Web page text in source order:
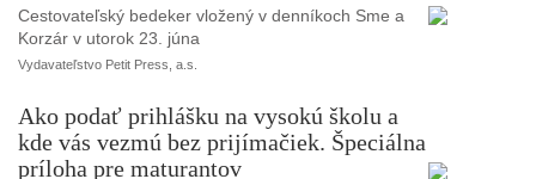
Cestovateľský bedeker vložený v denníkoch Sme a
Korzár v utorok 23. júna
Vydavateľstvo Petit Press, a.s.
Ako podať prihlášku na vysokú školu a
kde vás vezmú bez prijímačiek. Špeciálna
príloha pre maturantov